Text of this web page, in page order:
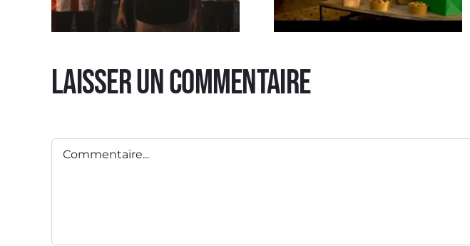
Spot TV Uber Eats ‘Vous
Laisser un commentaire
Commentaire